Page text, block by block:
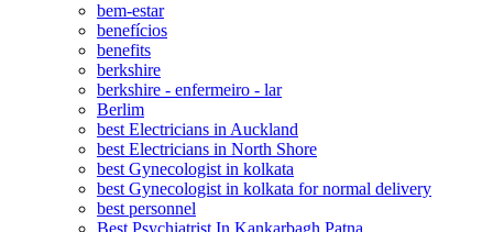
bem-estar
benefícios
benefits
berkshire
berkshire - enfermeiro - lar
Berlim
best Electricians in Auckland
best Electricians in North Shore
best Gynecologist in kolkata
best Gynecologist in kolkata for normal delivery
best personnel
Best Psychiatrist In Kankarbagh Patna